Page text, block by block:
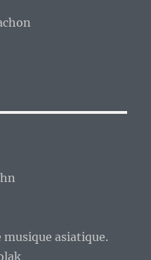
musique asiatique.